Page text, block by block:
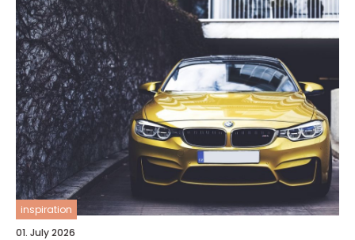
inspiration
01. July 2026